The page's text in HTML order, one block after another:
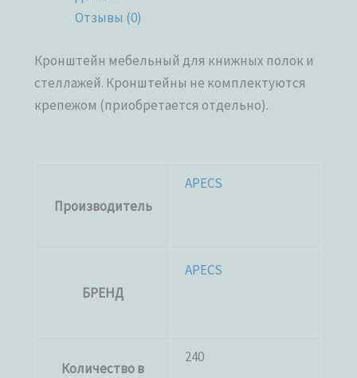
Отзывы (0)
Кронштейн мебельный для книжных полок и
стеллажей. Кронштейны не комплектуются
крепежом (приобретается отдельно).
Производитель
APECS
БРЕНД
APECS
Количество в
240